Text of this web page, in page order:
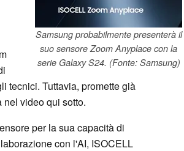
Samsung probabilmente presenterà il
suo sensore Zoom Anyplace con la
serie Galaxy S24. (Fonte: Samsung)
tecnici. Tuttavia, promette già
video qui sotto.
per la sua capacità di
con l'AI, ISOCELL